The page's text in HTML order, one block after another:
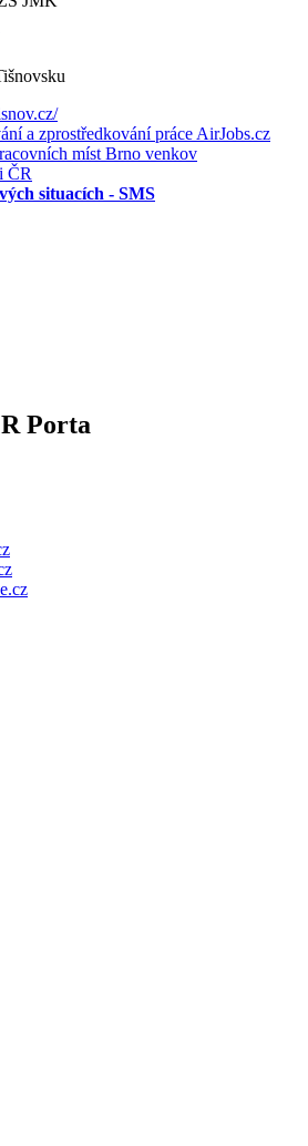
a zprostředkování práce AirJobs.cz
míst Brno venkov
ČR
situacích - SMS
Porta